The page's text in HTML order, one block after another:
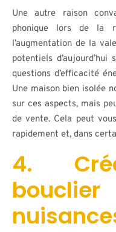
Une autre raison
phonique lors de la
l’augmentation de la
potentiels
questions d’efficacité
Une maison bien isolée
sur ces aspects, mais
de vente. Cela peut
rapidement et, dans
4.